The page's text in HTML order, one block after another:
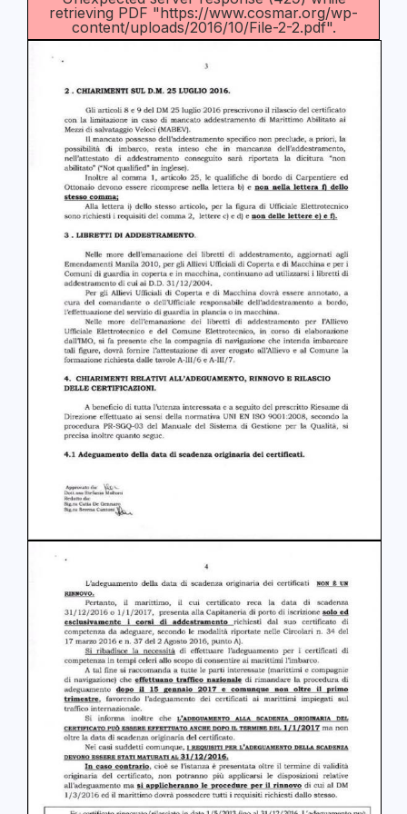
retrieving PDF "https://www.cosmar.org/wp-
content/uploads/2016/10/File-2-2.pdf".